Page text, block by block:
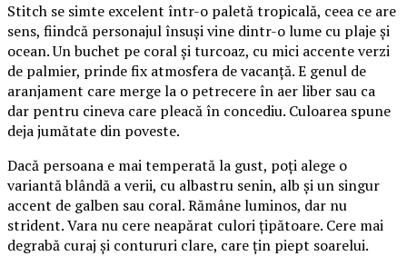
Stitch se simte excelent într-o paletă tropicală, ceea ce are
sens, fiindcă personajul însuși vine dintr-o lume cu plaje și
ocean. Un buchet pe coral și turcoaz, cu mici accente verzi
de palmier, prinde fix atmosfera de vacanță. E genul de
aranjament care merge la o petrecere în aer liber sau ca
dar pentru cineva care pleacă în concediu. Culoarea spune
deja jumătate din poveste.
Dacă persoana e mai temperată la gust, poți alege o
variantă blândă a verii, cu albastru senin, alb și un singur
accent de galben sau coral. Rămâne luminos, dar nu
strident. Vara nu cere neapărat culori țipătoare. Cere mai
degrabă curaj și contururi clare, care țin piept soarelui.